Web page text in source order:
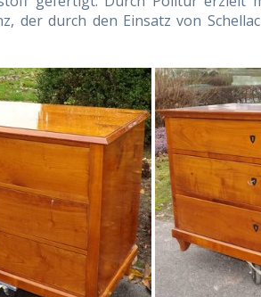
der durch den Einsatz von